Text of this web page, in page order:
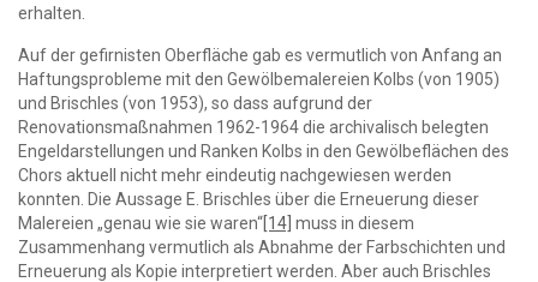
erhalten.
Auf der gefirnisten Oberfläche gab es vermutlich von Anfang an
Haftungsprobleme mit den Gewölbemalereien Kolbs (von 1905)
und Brischles (von 1953), so dass aufgrund der
Renovationsmaßnahmen 1962-1964 die archivalisch belegten
Engeldarstellungen und Ranken Kolbs in den Gewölbeflächen des
Chors aktuell nicht mehr eindeutig nachgewiesen werden
konnten. Die Aussage E. Brischles über die Erneuerung dieser
Malereien „genau wie sie waren“ [14] muss in diesem
Zusammenhang vermutlich als Abnahme der Farbschichten und
Erneuerung als Kopie interpretiert werden. Aber auch Brischles